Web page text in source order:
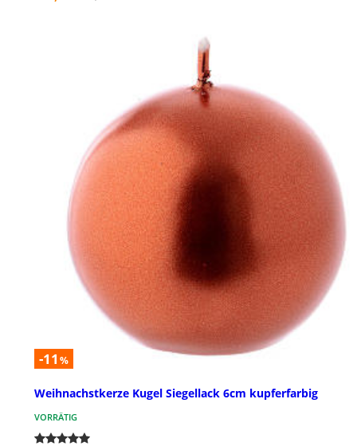
-11 %
Weihnachstkerze Kugel Siegellack 6cm kupferfarbig
VORRÄTIG